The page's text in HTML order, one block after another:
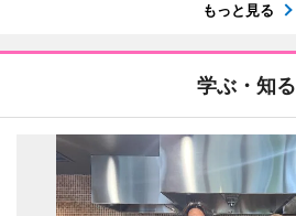
もっと見る
学ぶ・知る